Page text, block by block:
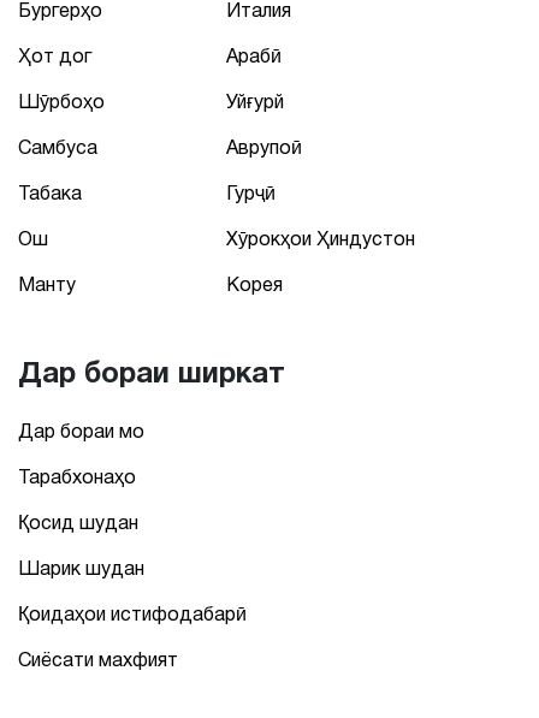
Бургерҳо
Ҳот дог
Шӯрбоҳо
Самбуса
Табака
Ош
Манту
Италия
Арабӣ
Уйғурй
Аврупоӣ
Гурҷӣ
Хӯрокҳои Ҳиндустон
Корея
Дар бораи ширкат
Дар бораи мо
Тарабхонаҳо
Қосид шудан
Шарик шудан
Қоидаҳои истифодабарӣ
Сиёсати махфият